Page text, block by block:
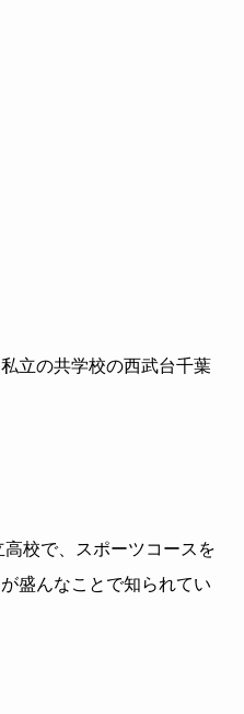
立の共学校の西武台千葉
校で、スポーツコースを
盛んなことで知られてい